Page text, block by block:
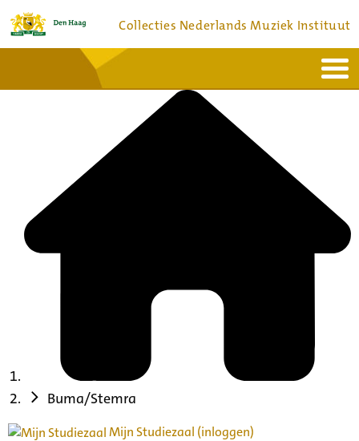
Collecties Nederlands Muziek Instituut
Bronnen en collecties
Buma/Stemra
Mijn Studiezaal (inloggen)